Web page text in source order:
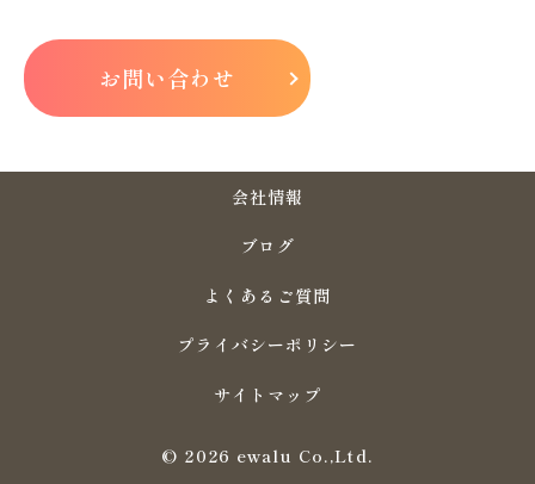
お問い合わせ
会社情報
ブログ
よくあるご質問
プライバシーポリシー
サイトマップ
© 2026 ewalu Co.,Ltd.